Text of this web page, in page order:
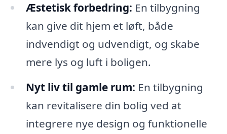
Æstetisk forbedring: En tilbygning
kan give dit hjem et løft, både
indvendigt og udvendigt, og skabe
mere lys og luft i boligen.
Nyt liv til gamle rum: En tilbygning
kan revitalisere din bolig ved at
integrere nye design og funktionelle